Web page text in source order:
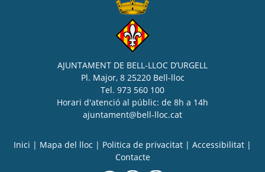
AJUNTAMENT DE BELL-LLOC D’URGELL
Pl. Major, 8 25220 Bell-lloc
Tel. 973 560 100
Horari d'atenció al públic: de 8h a 14h
ajuntament@bell-lloc.cat
Inici | Mapa del lloc | Politica de privacitat | Accessibilitat |
Contacte